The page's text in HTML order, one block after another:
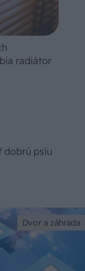
radiátor
dobrú psiu
Dvor a záhrada